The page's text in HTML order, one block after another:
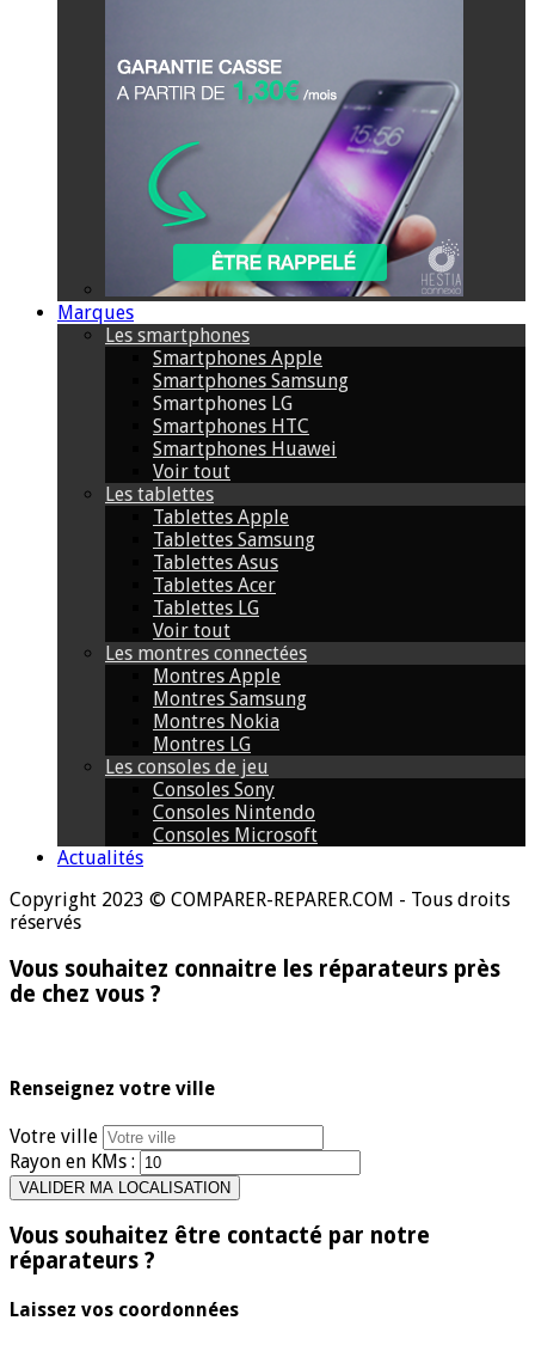
Marques
Les smartphones
Smartphones Apple
Smartphones Samsung
Smartphones LG
Smartphones HTC
Smartphones Huawei
Voir tout
Les tablettes
Tablettes Apple
Tablettes Samsung
Tablettes Asus
Tablettes Acer
Tablettes LG
Voir tout
Les montres connectées
Montres Apple
Montres Samsung
Montres Nokia
Montres LG
Les consoles de jeu
Consoles Sony
Consoles Nintendo
Consoles Microsoft
Actualités
Copyright 2023 © COMPARER-REPARER.COM - Tous droits
réservés
Vous souhaitez connaitre les réparateurs près
de chez vous ?
Renseignez votre ville
Votre ville
Rayon en KMs :
Vous souhaitez être contacté par notre
réparateurs ?
Laissez vos coordonnées